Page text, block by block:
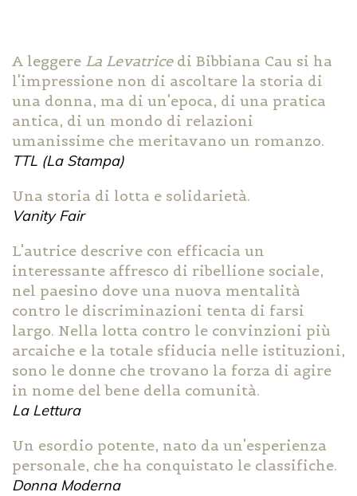
A leggere La Levatricedi Bibbiana Cau si ha
l'impressione non di ascoltare la storia di
una donna, ma di un'epoca, di una pratica
antica, di un mondo di relazioni
umanissime che meritavano un romanzo.
TTL (La Stampa)
Una storia di lotta e solidarietà.
Vanity Fair
L'autrice descrive con efficacia un
interessante affresco di ribellione sociale,
nel paesino dove una nuova mentalità
contro le discriminazioni tenta di farsi
largo. Nella lotta contro le convinzioni più
arcaiche e la totale sfiducia nelle istituzioni,
sono le donne che trovano la forza di agire
in nome del bene della comunità.
La Lettura
Un esordio potente, nato da un'esperienza
personale, che ha conquistato le classifiche.
Donna Moderna